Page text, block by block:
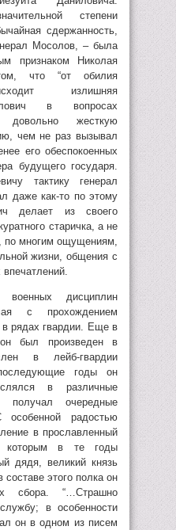
степени
сдержанность,
Мосолов, – была
признаком Николая
что “от обилия
излишняя
в вопросах
довольно жесткую
чем не раз вызывал
его обеспокоенных
будущего государя.
тактику генерал
даже как-то по этому
делает из своего
старичка, а не
по многим ощущениям,
жизни, общения с
военных дисциплин
с прохождением
рядах гвардии. Еще в
был произведен в
в лейб-гвардии
годы он
в различные
получал очередные
радостью
в прославленный
которым в те годы
дядя, великий князь
этого полка он
сбора. “…Страшно
в особенности
он в одном из писем